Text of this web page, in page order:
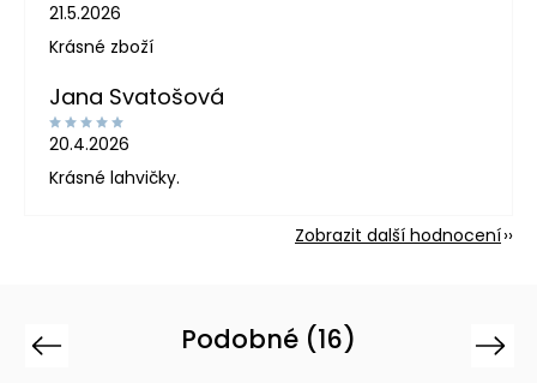
21.5.2026
Krásné zboží
Jana Svatošová
20.4.2026
Krásné lahvičky.
Zobrazit další hodnocení
Podobné (16)
Previous Next